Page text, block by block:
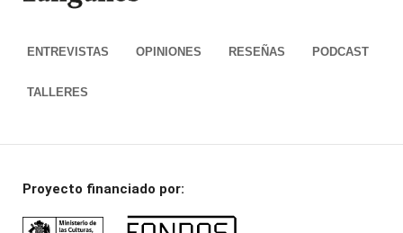
ENTREVISTAS OPINIONES RESEÑAS PODCAST
TALLERES
Proyecto financiado por: